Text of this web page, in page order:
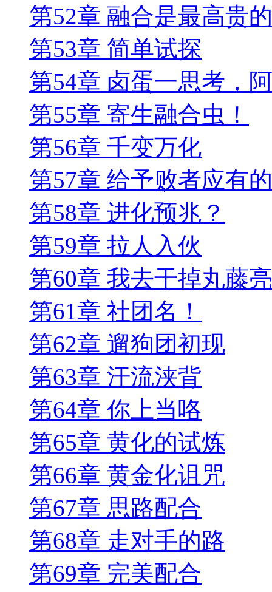
第52章 融合是最高贵
第53章 简单试探
第54章 卤蛋一思考，
第55章 寄生融合虫！
第56章 千变万化
第57章 给予败者应有
第58章 进化预兆？
第59章 拉人入伙
第60章 我去干掉丸藤
第61章 社团名！
第62章 遛狗团初现
第63章 汗流浃背
第64章 你上当咯
第65章 黄化的试炼
第66章 黄金化诅咒
第67章 思路配合
第68章 走对手的路
第69章 完美配合